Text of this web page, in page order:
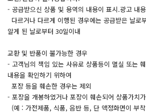
- 공급받으신 상품 및 용역의 내용이 표시.광고 내
다르거나 다르게 이행된 경우에는 공급받은 날로
알게 된 날로부터 30일이내
교환 및 반품이 불가능한 경우
- 고객님의 책임 있는 사유로 상품등이 멸실 또는
내용을 확인하기 위하여
포장 등을 훼손한 경우는 제외
- 포장을 개봉하였거나 포장이 훼손되어 상품가치
(예 : 가전제품, 식품, 음반 등, 단 액정화면이 부